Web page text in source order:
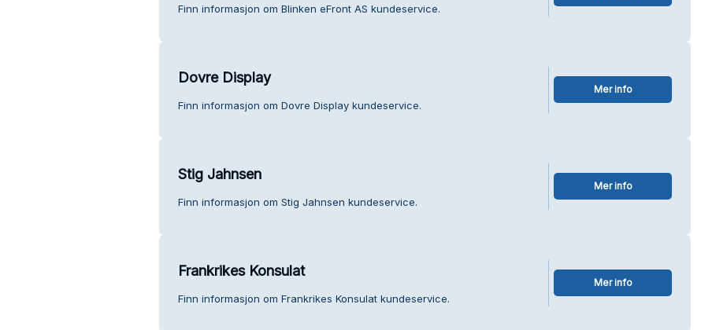
Finn informasjon om Blinken eFront AS kundeservice.
Dovre Display
Finn informasjon om Dovre Display kundeservice.
Mer info
Stig Jahnsen
Finn informasjon om Stig Jahnsen kundeservice.
Mer info
Frankrikes Konsulat
Finn informasjon om Frankrikes Konsulat kundeservice.
Mer info